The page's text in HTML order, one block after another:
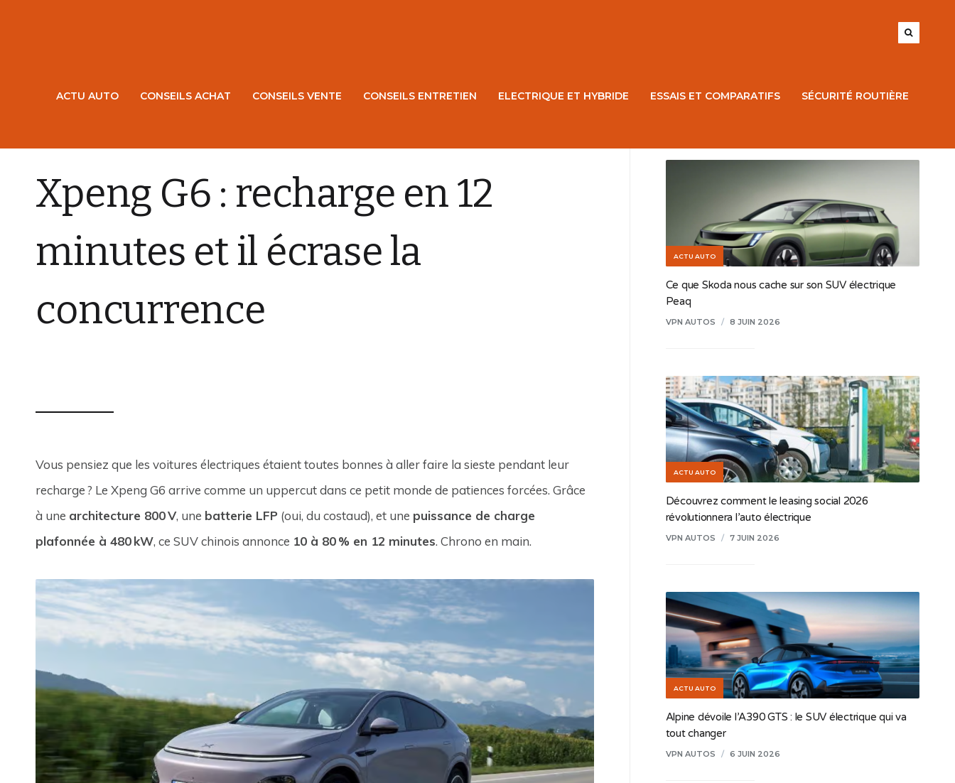
ACTU AUTO CONSEILS ACHAT CONSEILS VENTE CONSEILS ENTRETIEN ELECTRIQUE ET HYBRIDE ESSAIS ET COMPARATIFS SÉCURITÉ ROUTIÈRE
Xpeng G6 : recharge en 12
minutes et il écrase la
concurrence
Vous pensiez que les voitures électriques étaient toutes bonnes à aller faire la sieste pendant leur
recharge ? Le Xpeng G6 arrive comme un uppercut dans ce petit monde de patiences forcées. Grâce
à une architecture 800 V, une batterie LFP (oui, du costaud), et une puissance de charge
plafonnée à 480 kW, ce SUV chinois annonce 10 à 80 % en 12 minutes. Chrono en main.
ACTU AUTO
Ce que Skoda nous cache sur son SUV électrique
Peaq
VPN AUTOS / 8 JUIN 2026
ACTU AUTO
Découvrez comment le leasing social 2026
révolutionnera l’auto électrique
VPN AUTOS / 7 JUIN 2026
ACTU AUTO
Alpine dévoile l’A390 GTS : le SUV électrique qui va
tout changer
VPN AUTOS / 6 JUIN 2026